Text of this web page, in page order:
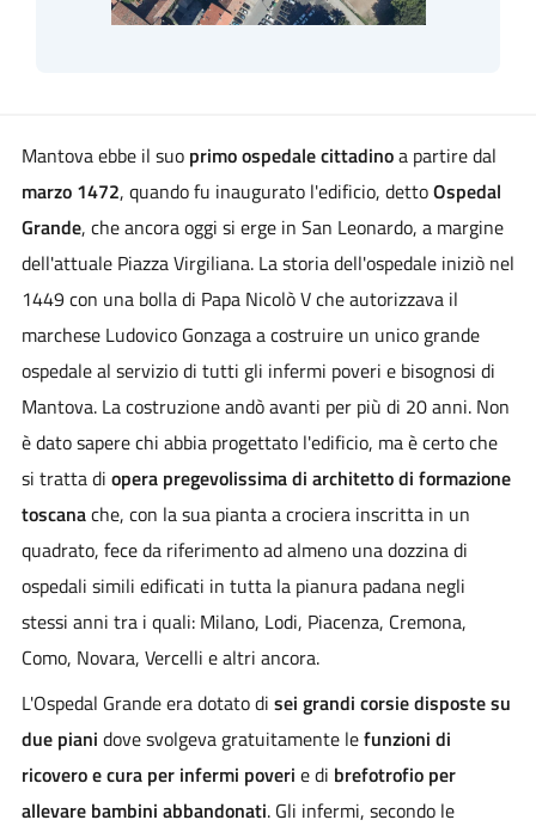
Mantova ebbe il suo primo ospedale cittadinoa partire dal
marzo 1472, quando fu inaugurato l'edificio, dettoOspedal
Grande, che ancora oggi si erge in San Leonardo, a margine
dell'attuale Piazza Virgiliana. La storia dell'ospedale iniziò nel
1449 con una bolla di Papa Nicolò V che autorizzava il
marchese Ludovico Gonzaga a costruire un unico grande
ospedale al servizio di tutti gli infermi poveri e bisognosi di
Mantova. La costruzione andò avanti per più di 20 anni. Non
è dato sapere chi abbia progettato l'edificio, ma è certo che
si tratta di opera pregevolissima di architetto di formazione
toscanache, con la sua pianta a crociera inscritta in un
quadrato, fece da riferimento ad almeno una dozzina di
ospedali simili edificati in tutta la pianura padana negli
stessi anni tra i quali: Milano, Lodi, Piacenza, Cremona,
Como, Novara, Vercelli e altri ancora.
L'Ospedal Grande era dotato di sei grandi corsie disposte su
due piani dove svolgeva gratuitamente lefunzioni di
ricovero e cura per infermi poveri e di brefotrofio per
allevare bambini abbandonati. Gli infermi, secondo le